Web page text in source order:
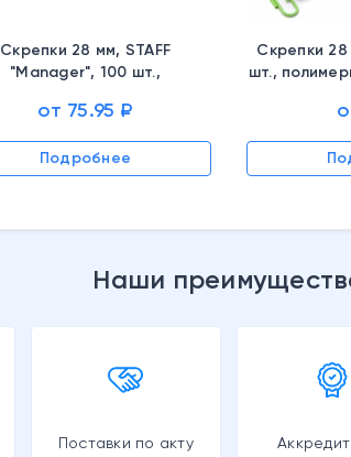
Скрепки 28 мм, STAFF
"Manager", 100 шт.,
коробка, 226821
от 75.95 ₽
Подробнее
Скрепки
шт.,
Наши
Поставки по акту